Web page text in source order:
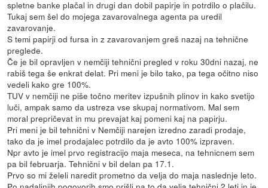
spletne banke plačal in drugi dan dobil papirje in potrdilo o plačilu.
Tukaj sem šel do mojega zavarovalnega agenta pa uredil
zavarovanje.
S temi papirji od fursa in z zavarovanjem greš nazaj na tehnične
preglede.
Če je bil opravljen v nemčiji tehnični pregled v roku 30dni nazaj, ne
rabiš tega še enkrat delat. Pri meni je bilo tako, pa tega očitno niso
vedeli kako gre 100%.
TUV v nemčiji ne piše točno meritev izpušnih plinov in kako svetijo
luči, ampak samo da ustreza vse skupaj normativom. Mal sem
moral prepričevat in mu prevajat kaj pomeni kaj na papirju.
Pri meni je bil tehnični v Nemčiji narejen izredno zaradi prodaje,
tako da je imel prodajalec potrdilo da je avto 100% izpraven.
Npr avto je imel prvo registracijo maja meseca, na tehnicnem sem
pa bil februarja. Tehnični v bil delan pa 17.1.
Prvo so mi želeli naredit prometno da velja do maja naslednje leto.